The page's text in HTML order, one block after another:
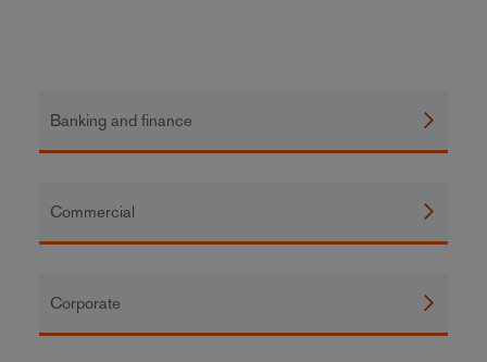
Banking and finance
Commercial
Corporate